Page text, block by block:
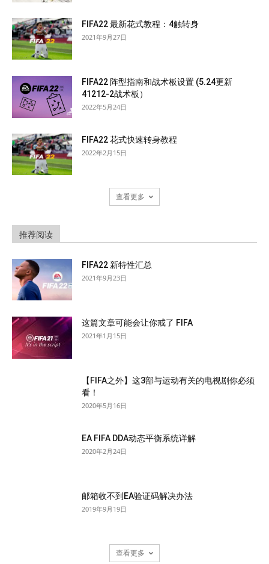
FIFA22 最新花式教程：4触转身
2021年9月27日
FIFA22 阵型指南和战术板设置 (5.24更新
41212-2战术板）
2022年5月24日
FIFA22 花式快速转身教程
2022年2月15日
查看更多
推荐阅读
FIFA22 新特性汇总
2021年9月23日
这篇文章可能会让你戒了 FIFA
2021年1月15日
【FIFA之外】这3部与运动有关的电视剧你必须
看！
2020年5月16日
EA FIFA DDA动态平衡系统详解
2020年2月24日
邮箱收不到EA验证码解决办法
2019年9月19日
查看更多